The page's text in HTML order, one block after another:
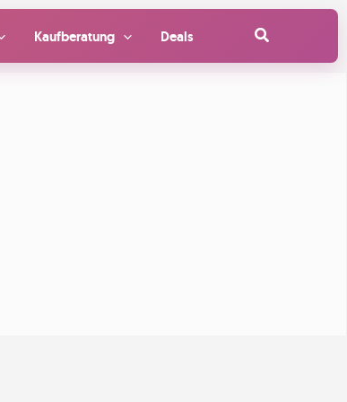
Kaufberatung Deals Suchen